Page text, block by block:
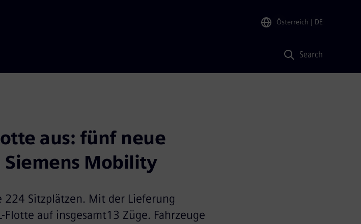
Österreich | DE
Search
aus: fünf neue
Siemens Mobility
224 Sitzplätzen. Mit der Lieferung
auf insgesamt13 Züge. Fahrzeuge